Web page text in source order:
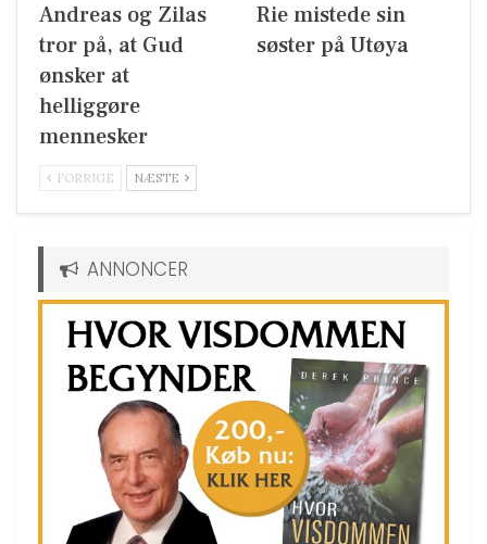
Andreas og Zilas
tror på, at Gud
ønsker at
helliggøre
mennesker
Rie mistede sin
søster på Utøya
FORRIGE NÆSTE
ANNONCER